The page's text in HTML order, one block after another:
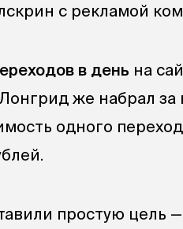
с рекламой
в день на
же набрал за
одного
простую цель —